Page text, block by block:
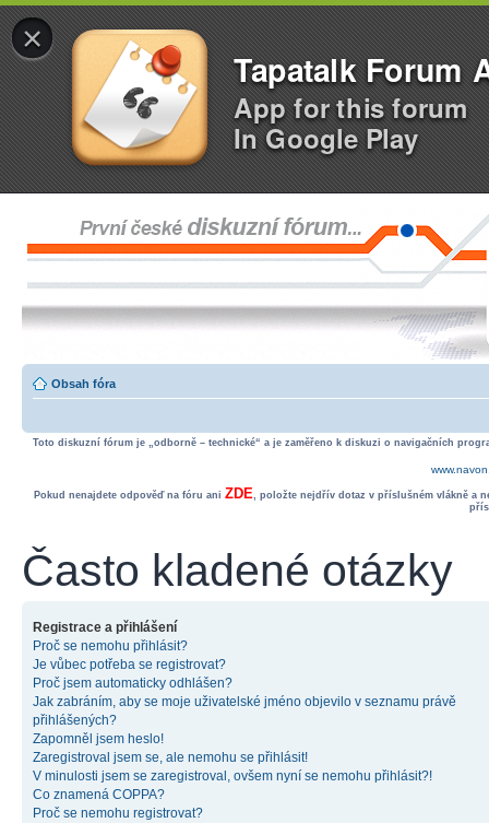
×
Tapatalk Forum
App for this forum
In Google Play
Obsah fóra
Toto diskuzní fórum je „odborně – technické“ a je zaměřeno k diskuzi o navigačních
Pokud nenajdete odpověď na fóru ani ZDE, položte nejdřív dotaz v příslušném vlákně a
Často kladené otázky
Registrace a přihlášení
Proč se nemohu přihlásit?
Je vůbec potřeba se registrovat?
Proč jsem automaticky odhlášen?
Jak zabráním, aby se moje uživatelské jméno objevilo v seznamu právě
přihlášených?
Zapomněl jsem heslo!
Zaregistroval jsem se, ale nemohu se přihlásit!
V minulosti jsem se zaregistroval, ovšem nyní se nemohu přihlásit?!
Co znamená COPPA?
Proč se nemohu registrovat?